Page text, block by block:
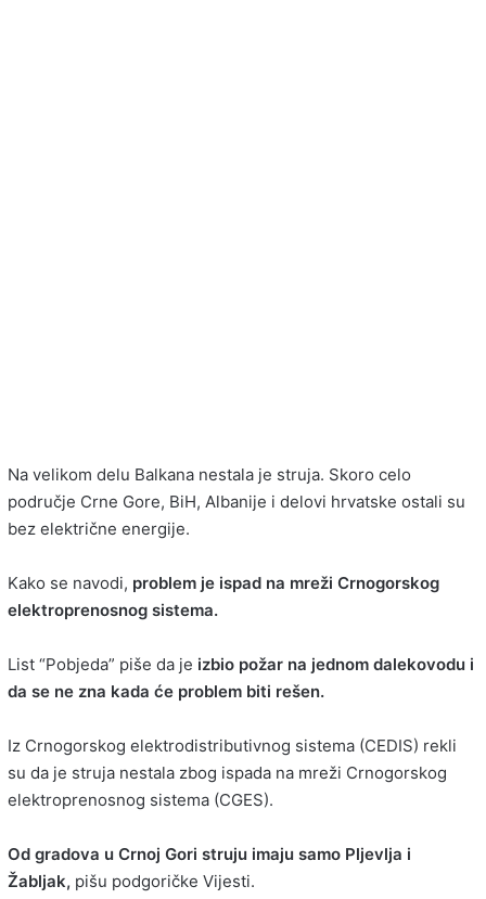
Na velikom delu Balkana nestala je struja. Skoro celo
područje Crne Gore, BiH, Albanije i delovi hrvatske ostali su
bez električne energije.
Kako se navodi, problem je ispad na mreži Crnogorskog
elektroprenosnog sistema.
List “Pobjeda” piše da je izbio požar na jednom dalekovodu i
da se ne zna kada će problem biti rešen.
Iz Crnogorskog elektrodistributivnog sistema (CEDIS) rekli
su da je struja nestala zbog ispada na mreži Crnogorskog
elektroprenosnog sistema (CGES).
Od gradova u Crnoj Gori struju imaju samo Pljevlja i
Žabljak, pišu podgoričke Vijesti.